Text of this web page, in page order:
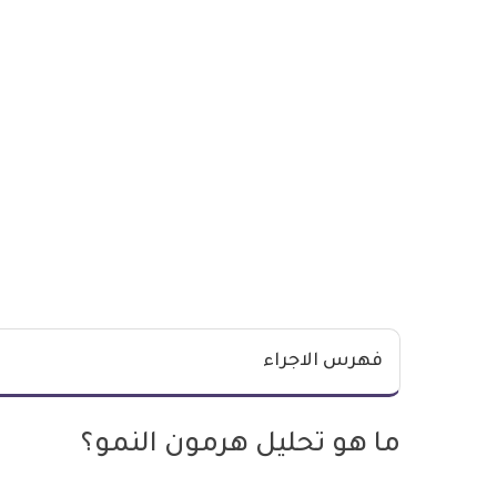
فهرس الاجراء
ما هو تحليل هرمون النمو؟